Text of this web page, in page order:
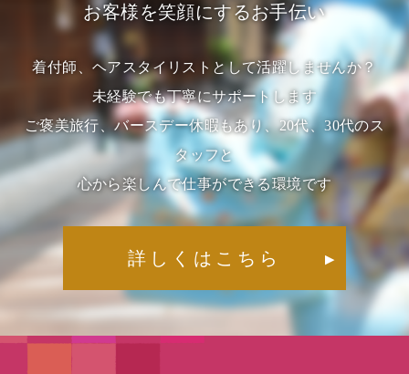
お客様を笑顔にするお手伝い
着付師、ヘアスタイリストとして活躍しませんか？
未経験でも丁寧にサポートします
ご褒美旅行、バースデー休暇もあり、20代、30代のス
タッフと
心から楽しんで仕事ができる環境です
詳しくはこちら ▶︎